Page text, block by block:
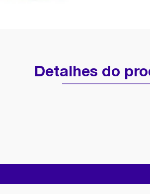
Detalhes do